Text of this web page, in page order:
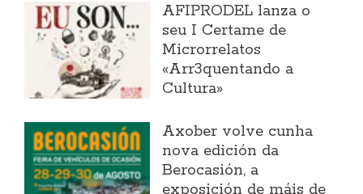
AFIPRODEL lanza o
seu I Certame de
Microrrelatos
«Arr3quentando a
Cultura»
Axober volve cunha
nova edición da
Berocasión, a
exposición de máis de